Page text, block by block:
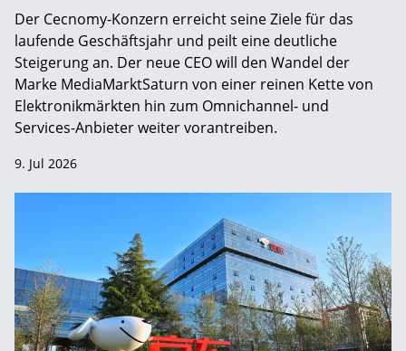
Der Cecnomy-Konzern erreicht seine Ziele für das
laufende Geschäftsjahr und peilt eine deutliche
Steigerung an. Der neue CEO will den Wandel der
Marke MediaMarktSaturn von einer reinen Kette von
Elektronikmärkten hin zum Omnichannel- und
Services-Anbieter weiter vorantreiben.
9. Jul 2026